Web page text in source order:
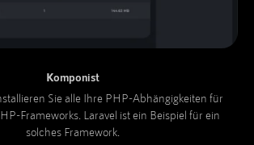
Komponist
Sie alle Ihre PHP-Abhängigkeiten für
Frameworks. Laravel ist ein Beispiel für ein
solches Framework.